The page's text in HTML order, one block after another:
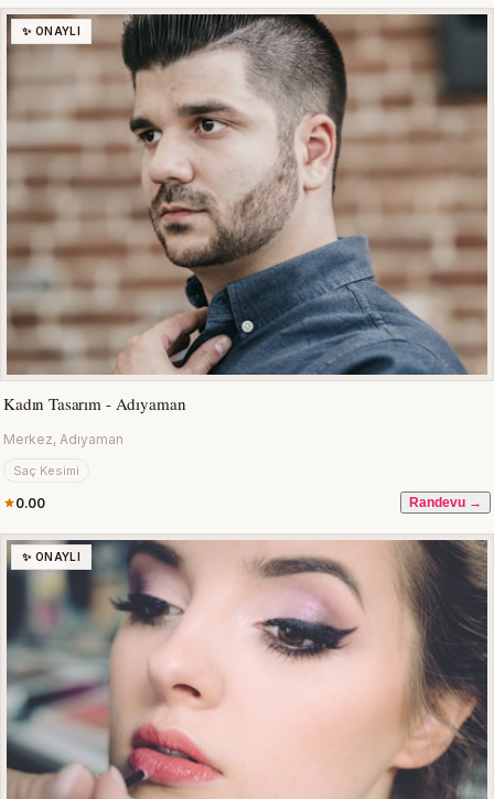
✨ ONAYLI
Kadın Tasarım - Adıyaman
Merkez, Adıyaman
Saç Kesimi
0.00 Randevu →
✨ ONAYLI